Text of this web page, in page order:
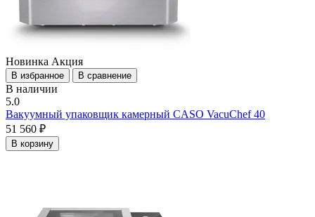
Новинка Акция
В избранное В сравнение
В наличии
5.0
Вакуумный упаковщик камерный CASO VacuChef 40
51 560 ₽
В корзину